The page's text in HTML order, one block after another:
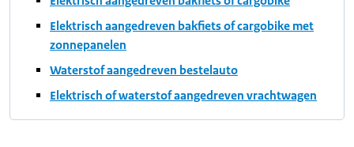
Elektrisch aangedreven bakfiets of cargobike met
zonnepanelen
Waterstof aangedreven bestelauto
Elektrisch of waterstof aangedreven vrachtwagen